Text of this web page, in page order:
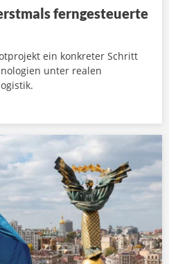
ferngesteuerte
ein konkreter Schritt
unter realen